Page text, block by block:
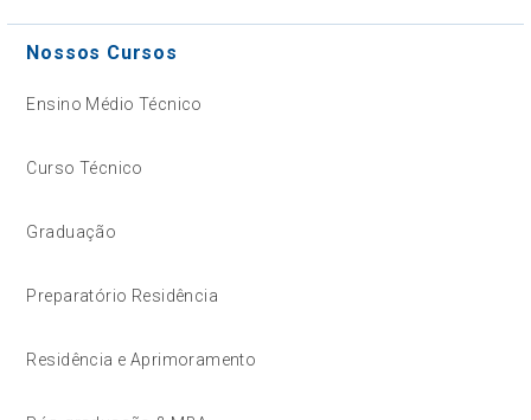
Nossos Cursos
Ensino Médio Técnico
Curso Técnico
Graduação
Preparatório Residência
Residência e Aprimoramento